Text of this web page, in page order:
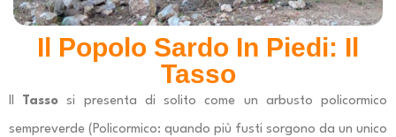
Il Popolo Sardo In Piedi: Il
Tasso
Tasso si presenta di solito come un arbusto policormico
sempreverde (Policormico: quando più fusti sorgono da un unico